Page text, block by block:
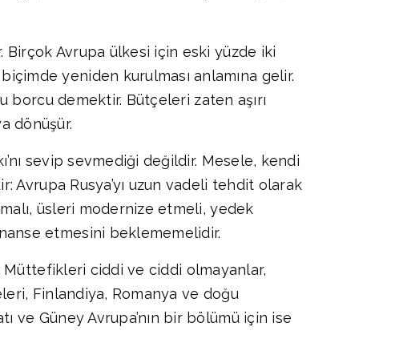
Avrupa ülkesi için eski yüzde iki
yeniden kurulması anlamına gelir.
borcu demektir. Bütçeleri zaten aşırı
dönüşür.
sevip sevmediği değildir. Mesele, kendi
Avrupa Rusya’yı uzun vadeli tehdit olarak
üsleri modernize etmeli, yedek
etmesini beklememelidir.
Müttefikleri ciddi ve ciddi olmayanlar,
Finlandiya, Romanya ve doğu
ve Güney Avrupa’nın bir bölümü için ise